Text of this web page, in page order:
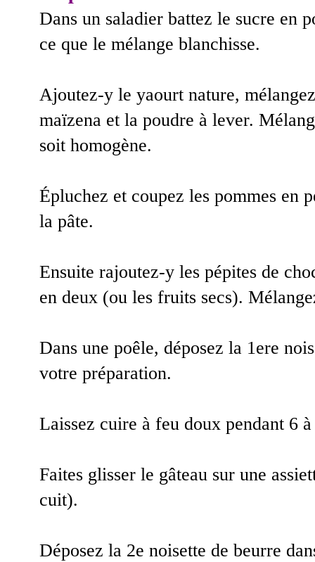
Dans un saladier battez le sucre en
ce que le mélange blanchisse.
Ajoutez-y le yaourt nature,
maïzena et la poudre à lever.
soit homogène.
Épluchez et coupez les pommes en
la pâte.
Ensuite rajoutez-y les pépites de
en deux (ou les fruits secs).
Dans une poêle, déposez la 1ere
votre préparation.
Laissez cuire à feu doux pendant 6
Faites glisser le gâteau sur une
cuit).
Déposez la 2e noisette de beurre